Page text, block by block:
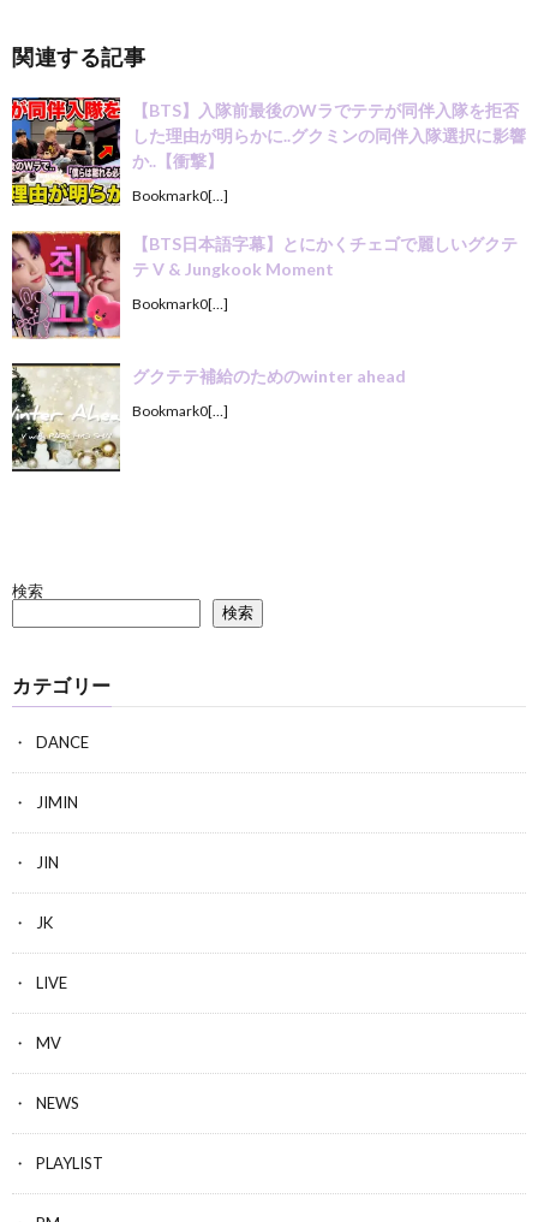
関連する記事
【BTS】入隊前最後のWラでテテが同伴入隊を拒否
した理由が明らかに..グクミンの同伴入隊選択に影響
か..【衝撃】
Bookmark0[…]
【BTS日本語字幕】とにかくチェゴで麗しいグクテ
テ V & Jungkook Moment
Bookmark0[…]
グクテテ補給のためのwinter ahead
Bookmark0[…]
検索
検索
カテゴリー
DANCE
JIMIN
JIN
JK
LIVE
MV
NEWS
PLAYLIST